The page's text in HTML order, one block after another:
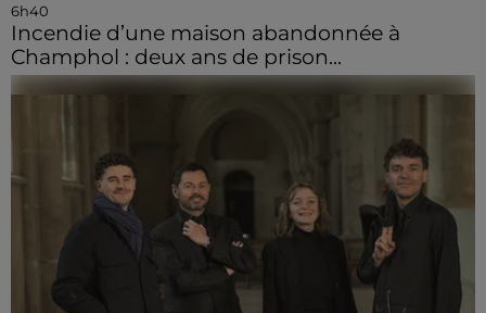
6h40
Incendie d’une maison abandonnée à
Champhol : deux ans de prison...